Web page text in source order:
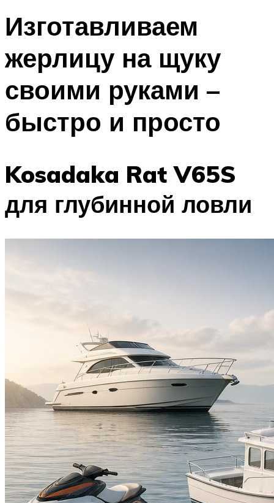
Изготавливаем
жерлицу на щуку
своими руками –
быстро и просто
Kosadaka Rat V65S
для глубинной ловли